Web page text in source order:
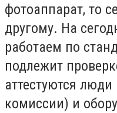
фотоаппарат, то
другому. На
работаем по
подлежит
аттестуются
комиссии) и